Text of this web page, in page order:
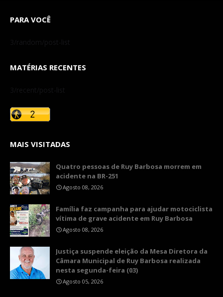
PARA VOCÊ
3/random/post-list
MATÉRIAS RECENTES
3/recent/post-list
MAIS VISITADAS
Quatro pessoas de Ruy Barbosa morrem em
acidente na BR-251
Agosto 08, 2026
​Família faz campanha para ajudar motociclista
vítima de grave acidente em Ruy Barbosa
Agosto 08, 2026
​Justiça suspende eleição da Mesa Diretora da
Câmara Municipal de Ruy Barbosa realizada
nesta segunda-feira (03)
Agosto 05, 2026